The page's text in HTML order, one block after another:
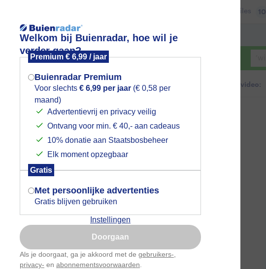
Welkom bij Buienradar, hoe wil je
verder gaan?
Premium € 6,99 / jaar
Buienradar Premium
Voor slechts € 6,99 per jaar (€ 0,58 per
maand)
Advertentievrij en privacy veilig
Ontvang voor min. € 40,- aan cadeaus
10% donatie aan Staatsbosbeheer
Elk moment opzegbaar
Gratis
Met persoonlijke advertenties
Gratis blijven gebruiken
Instellingen
Doorgaan
Als je doorgaat, ga je akkoord met de gebruikers-
privacy- en abonnementsvoorwaarden
Files 10
Lees meer.
Foto en video Weerzine
Zoeken in foto & video:
pluizenbeest
Mogen we je locatie gebruiken voor
het weer?
Indien je hier nog geen akkoord op hebt
gegeven, verschijnt er zo een pop-up uit
je browser waarin deze toestemming
gevraagd wordt.
Is goed, toon de popup
Nu niet, misschien later
Gebruik je Safari en wil je niet elke dag deze pop-up